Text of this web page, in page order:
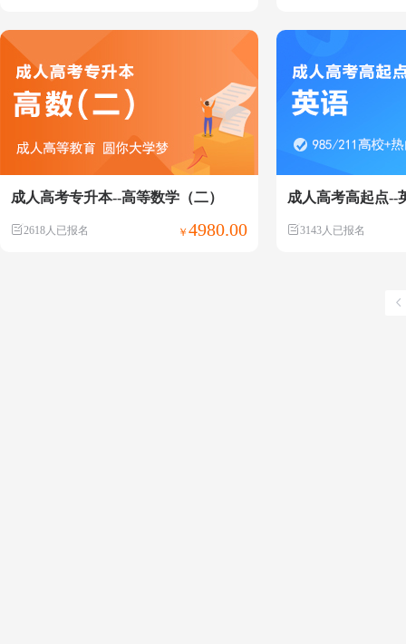
成人高考专升本--高等数学（二）
2618人已报名 ￥ 4980.00
成人高考高起点--
3143人已报名